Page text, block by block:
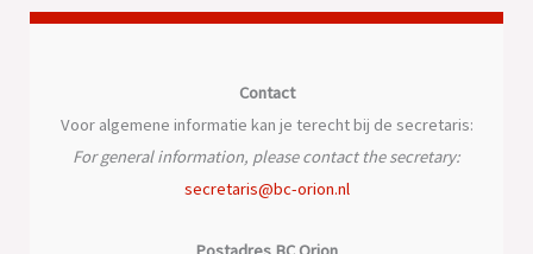
Contact
Voor algemene informatie kan je terecht bij de secretaris:
For general information, please contact the secretary:
secretaris@bc-orion.nl